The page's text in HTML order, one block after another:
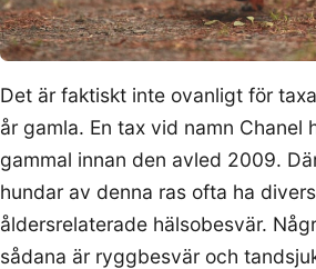
Det är faktiskt inte ovanligt för
år gamla. En tax vid namn Chanel
gammal innan den avled 2009.
hundar av denna ras ofta ha
åldersrelaterade hälsobesvär.
sådana är ryggbesvär och